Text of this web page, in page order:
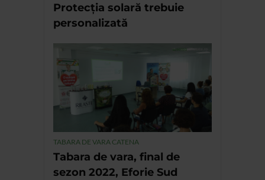
Protecția solară trebuie
personalizată
TABARA DE VARA CATENA
Tabara de vara, final de
sezon 2022, Eforie Sud